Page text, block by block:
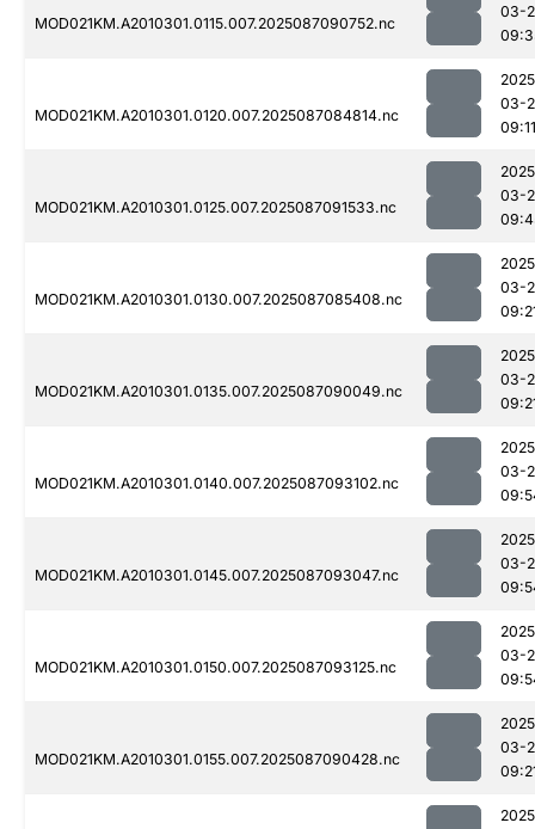
MOD021KM.A2010301.0115.007.2025087090752.nc
03-
MOD021KM.A2010301.0120.007.2025087084814.nc
03-
09:11
MOD021KM.A2010301.0125.007.2025087091533.nc
03-
MOD021KM.A2010301.0130.007.2025087085408.nc
03-
MOD021KM.A2010301.0135.007.2025087090049.nc
03-
MOD021KM.A2010301.0140.007.2025087093102.nc
03-
MOD021KM.A2010301.0145.007.2025087093047.nc
03-
MOD021KM.A2010301.0150.007.2025087093125.nc
03-
MOD021KM.A2010301.0155.007.2025087090428.nc
03-